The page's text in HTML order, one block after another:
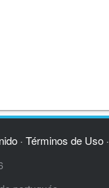
· Términos de Uso·